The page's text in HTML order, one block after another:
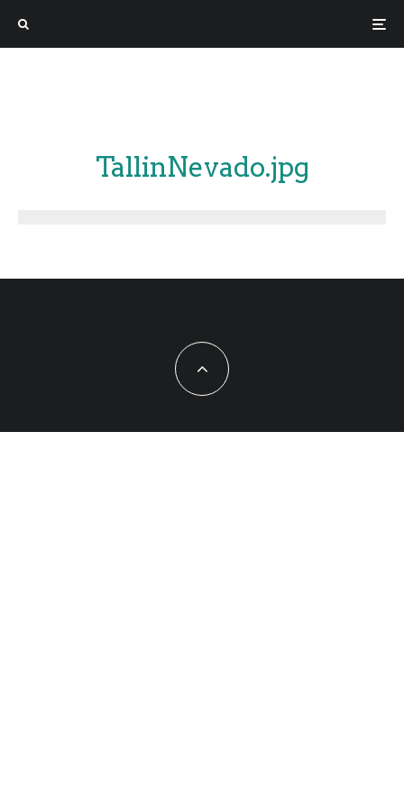
TallinNevado.jpg